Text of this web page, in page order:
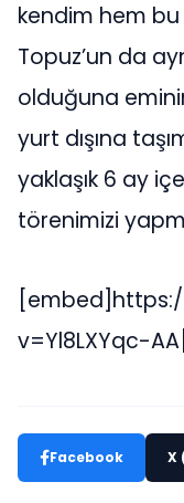
kendim hem
Topuz’un da
olduğuna
yurt dışına
yaklaşık 6 ay
törenimizi
v=Yl8LXYqc-
Facebook X